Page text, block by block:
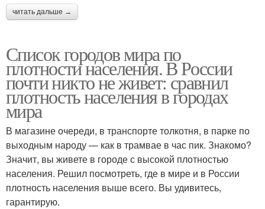
читать дальше →
Список городов мира по
плотности населения. В России
почти никто не живет: сравнил
плотность населения в городах
мира
В магазине очереди, в транспорте толкотня, в парке по
выходным народу — как в трамвае в час пик. Знакомо?
Значит, вы живете в городе с высокой плотностью
населения. Решил посмотреть, где в мире и в России
плотность населения выше всего. Вы удивитесь,
гарантирую.